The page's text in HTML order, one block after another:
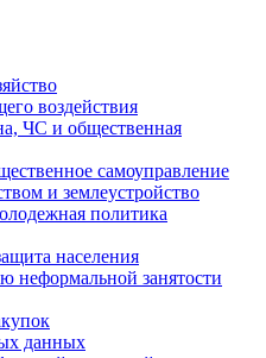
воздействия
ЧС и общественная
самоуправление
и землеустройство
политика
населения
неформальной занятости
данных